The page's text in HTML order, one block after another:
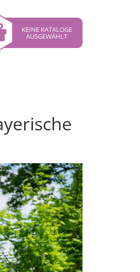
KEINE KATALOGE
AUSGEWÄHLT